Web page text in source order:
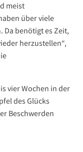
meist
über viele
Da benötigt es Zeit,
herzustellen“,
vier Wochen in der
des Glücks
Beschwerden